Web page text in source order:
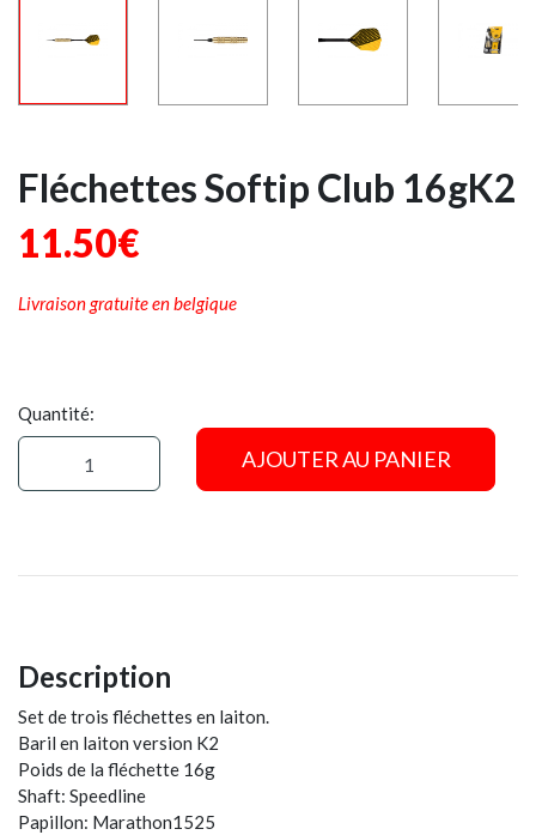
Fléchettes Softip Club 16gK2
11.50€
Livraison gratuite en belgique
Quantité:
AJOUTER AU PANIER
Description
Set de trois fléchettes en laiton.
Baril en laiton version K2
Poids de la fléchette 16g
Shaft: Speedline
Papillon: Marathon1525